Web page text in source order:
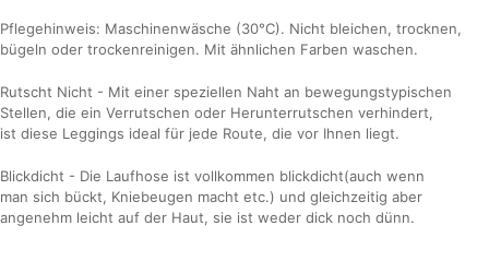
Pflegehinweis: Maschinenwäsche (30°C). Nicht bleichen, trocknen,
bügeln oder trockenreinigen. Mit ähnlichen Farben waschen.
Rutscht Nicht - Mit einer speziellen Naht an bewegungstypischen
Stellen, die ein Verrutschen oder Herunterrutschen verhindert,
ist diese Leggings ideal für jede Route, die vor Ihnen liegt.
Blickdicht - Die Laufhose ist vollkommen blickdicht(auch wenn
man sich bückt, Kniebeugen macht etc.) und gleichzeitig aber
angenehm leicht auf der Haut, sie ist weder dick noch dünn.